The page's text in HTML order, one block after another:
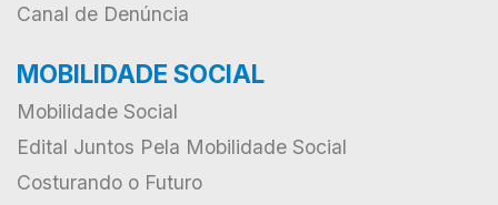
Canal de Denúncia
MOBILIDADE SOCIAL
Mobilidade Social
Edital Juntos Pela Mobilidade Social
Costurando o Futuro